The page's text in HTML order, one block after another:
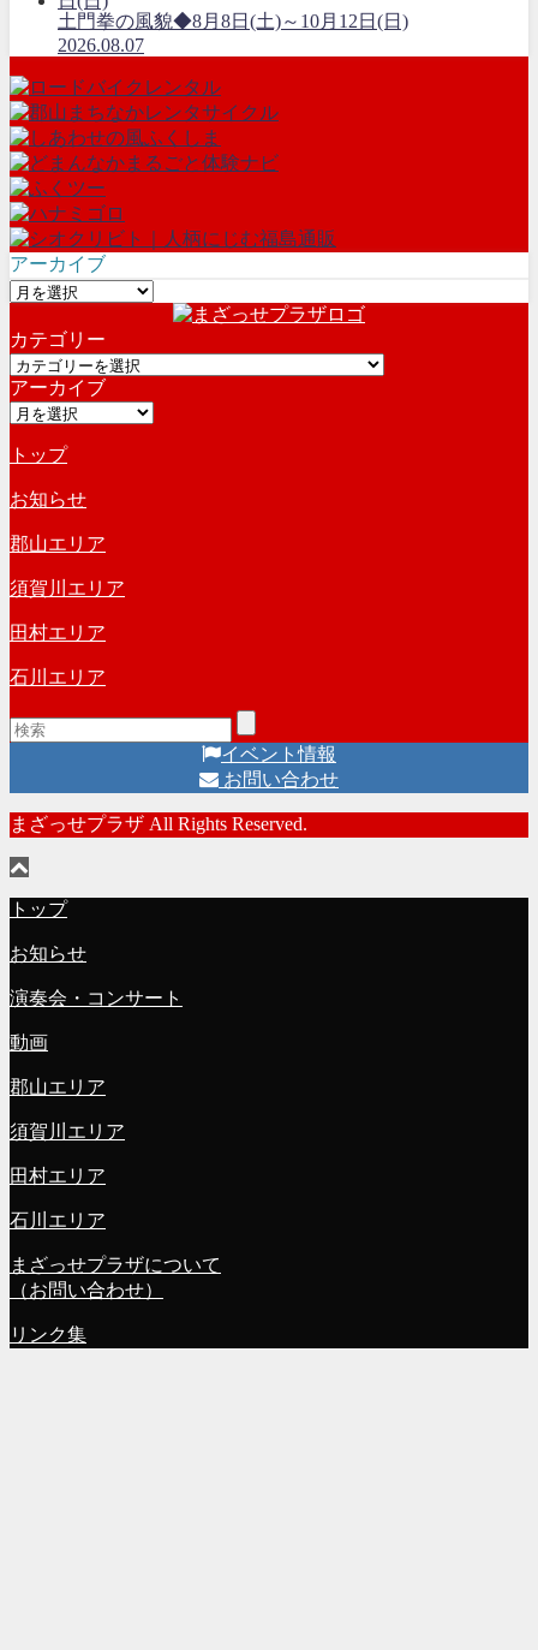
土門拳の風貌◆8月8日(土)～10月12日(日)
2026.08.07
アーカイブ
ア
カ
イ
ブ
カテゴリー
カ
テ
ゴ
ー
アーカイブ
ア
カ
イ
ブ
トップ
お知らせ
郡山エリア
須賀川エリア
田村エリア
石川エリア
イベント情報
お問い合わせ
まざっせプラザ All Rights Reserved.
トップ
お知らせ
演奏会・コンサート
動画
郡山エリア
須賀川エリア
田村エリア
石川エリア
まざっせプラザについて
（お問い合わせ）
リンク集